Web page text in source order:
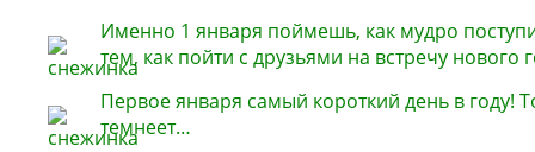
Именно 1 января поймешь, как мудро
тем, как пойти с друзьями на встречу нового
Первое января самый короткий день в году!
темнеет…